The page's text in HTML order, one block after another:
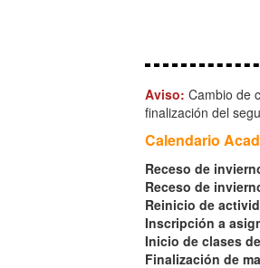
Aviso: Cambio de
finalización del
Calendario
Receso de
Receso de
Reinicio de
Inscripción a
Inicio de clases
Finalización de